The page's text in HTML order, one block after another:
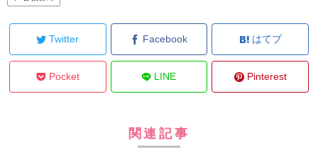
Twitter Facebook はてブ
Pocket LINE Pinterest
関連記事